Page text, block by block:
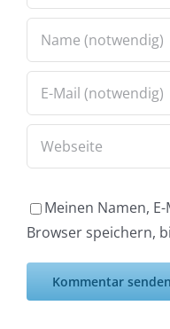
Meinen Namen,
Browser speichern,